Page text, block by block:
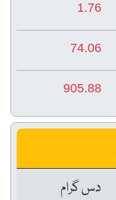
1.76
74.06
905.88
دس گرام